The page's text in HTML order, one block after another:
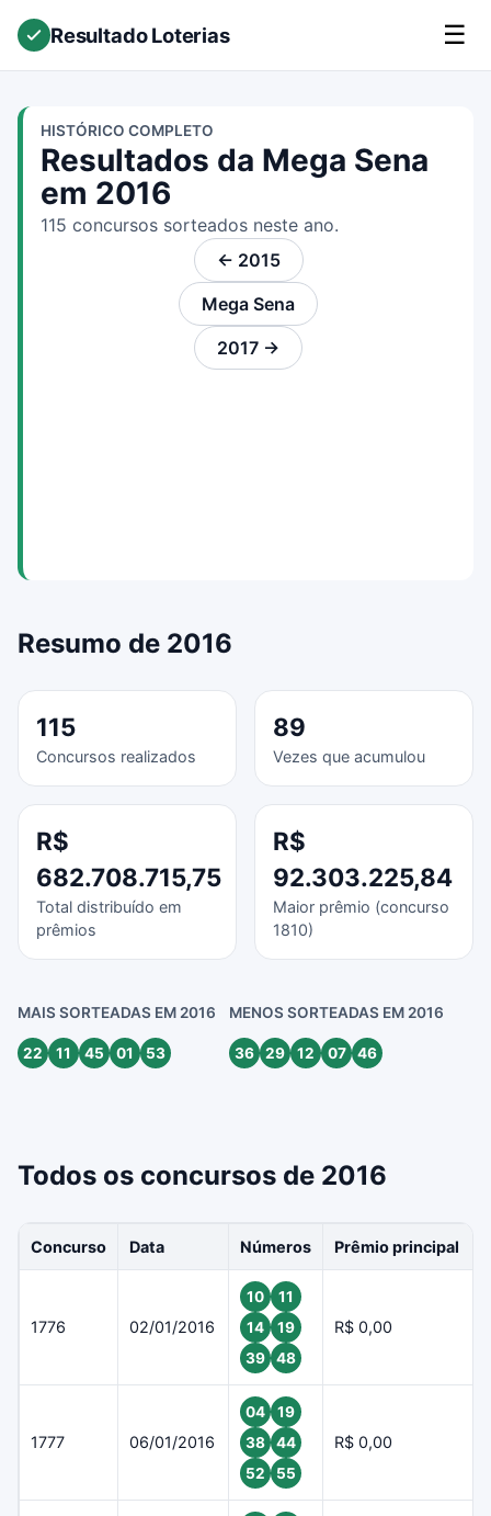
Resultado Loterias ☰
HISTÓRICO COMPLETO
Resultados da Mega Sena
em 2016
115 concursos sorteados neste ano.
← 2015
Mega Sena
2017 →
Resumo de 2016
115
Concursos realizados
89
Vezes que acumulou
R$
682.708.715,75
Total distribuído em
prêmios
R$
92.303.225,84
Maior prêmio (concurso
1810)
MAIS SORTEADAS EM 2016
22 11 45 01 53
MENOS SORTEADAS EM 2016
36 29 12 07 46
Todos os concursos de 2016
Concurso Data Números Prêmio principal
1776 02/01/2016
10
11
14
19
39
48
R$ 0,00
1777 06/01/2016
04
19
38
44
52
55
R$ 0,00